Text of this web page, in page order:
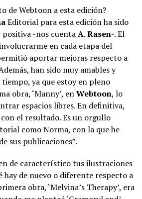
de Webtoon a esta edición?
Editorial para esta edición ha sido
-nos cuentaA. Rasen-. El
en cada etapa del
aportar mejoras respecto a
han sido muy amables y
ya que estoy en pleno
obra, ‘Manny’, enWebtoon, lo
espacios libres. En definitiva,
el resultado. Es un orgullo
como Norma, con la que he
sus publicaciones”.
de característico tus ilustraciones
hay de nuevo o diferente respecto a
obra, ‘Melvina’s Therapy’, era